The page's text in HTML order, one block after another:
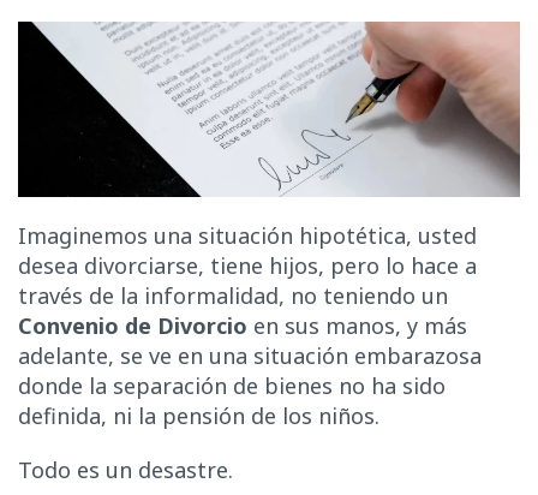
Imaginemos una situación hipotética, usted
desea divorciarse, tiene hijos, pero lo hace a
través de la informalidad, no teniendo un
Convenio de Divorcio en sus manos, y más
adelante, se ve en una situación embarazosa
donde la separación de bienes no ha sido
definida, ni la pensión de los niños.
Todo es un desastre.